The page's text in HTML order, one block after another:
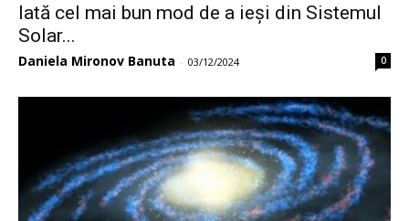
Iată cel mai bun mod de a ieși din Sistemul
Solar...
Daniela Mironov Banuta - 03/12/2024 0